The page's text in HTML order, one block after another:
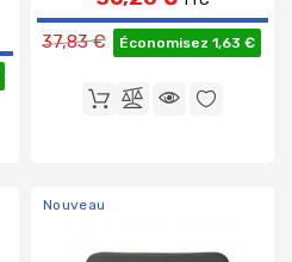
Prix de base
37,83 € Économisez 1,63 €
Nouveau